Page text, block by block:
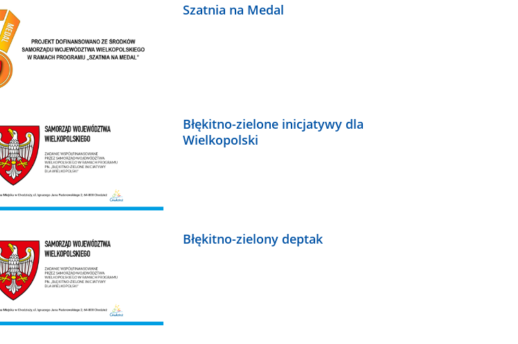
Szatnia na Medal
Błękitno-zielone inicjatywy dla
Wielkopolski
Błękitno-zielony deptak